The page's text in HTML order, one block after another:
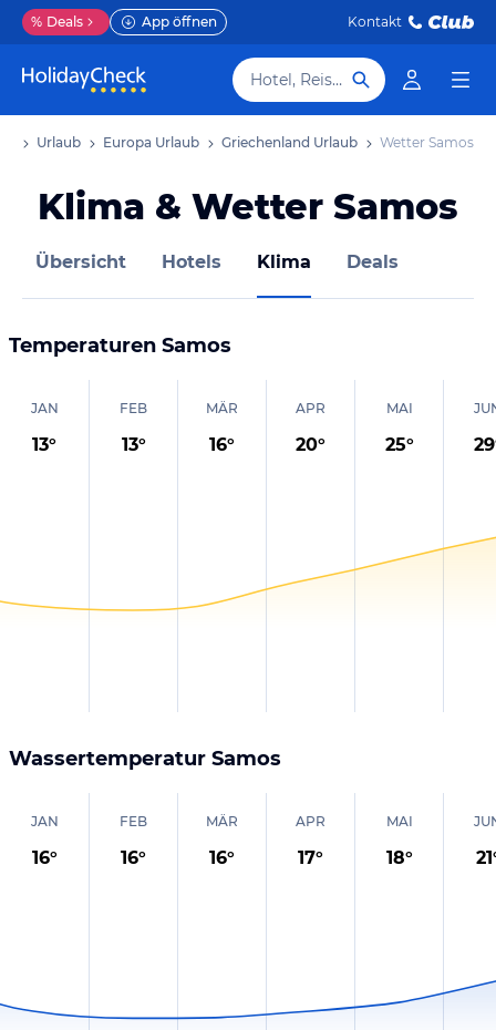
% Deals App öffnen Kontakt
Hotel, Reiseziel
Urlaub Europa Urlaub Griechenland Urlaub Wetter Samos
Klima & Wetter Samos
Übersicht Hotels Klima Deals
Temperaturen Samos
JAN
13°
FEB
13°
MÄR
16°
APR
20°
MAI
25° 29
Wassertemperatur Samos
JAN
16°
FEB
16°
MÄR
16°
APR
17°
MAI
18° 21